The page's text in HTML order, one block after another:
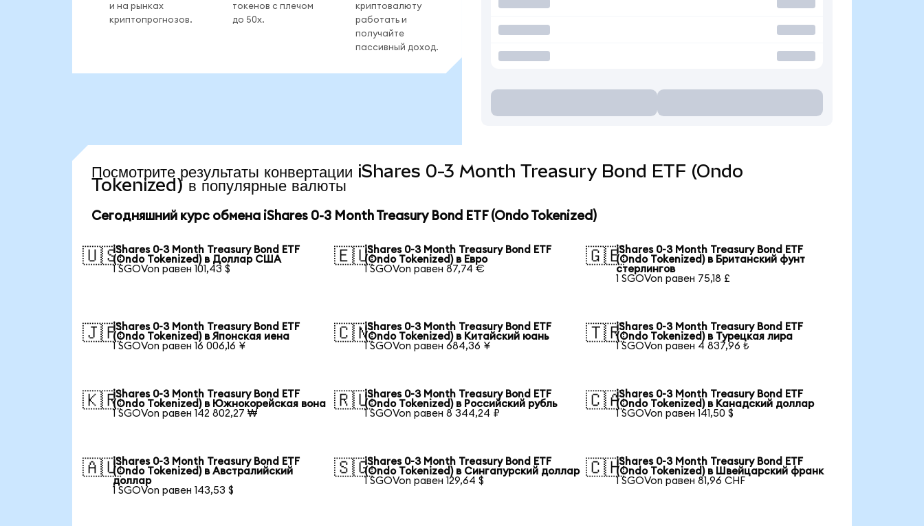
и на рынках
криптопрогнозов.
токенов с плечом
до 50x.
криптовалюту
работать и
получайте
пассивный доход.
Посмотрите результаты конвертации iShares 0-3 Month Treasury Bond ETF (Ondo
Tokenized) в популярные валюты
Сегодняшний курс обмена iShares 0-3 Month Treasury Bond ETF (Ondo Tokenized)
🇺🇸iShares 0-3 Month Treasury Bond ETF
(Ondo Tokenized) в Доллар США
1 SGOVon равен 101,43 $
🇪🇺iShares 0-3 Month Treasury Bond ETF
(Ondo Tokenized) в Евро
1 SGOVon равен 87,74 €
🇬🇧iShares 0-3 Month Treasury Bond ETF
(Ondo Tokenized) в Британский фунт
стерлингов
1 SGOVon равен 75,18 £
🇯🇵iShares 0-3 Month Treasury Bond ETF
(Ondo Tokenized) в Японская иена
1 SGOVon равен 16 006,16 ¥
🇨🇳iShares 0-3 Month Treasury Bond ETF
(Ondo Tokenized) в Китайский юань
1 SGOVon равен 684,36 ¥
🇹🇷iShares 0-3 Month Treasury Bond ETF
(Ondo Tokenized) в Турецкая лира
1 SGOVon равен 4 837,96 ₺
🇰🇷iShares 0-3 Month Treasury Bond ETF
(Ondo Tokenized) в Южнокорейская вона
1 SGOVon равен 142 802,27 ₩
🇷🇺iShares 0-3 Month Treasury Bond ETF
(Ondo Tokenized) в Российский рубль
1 SGOVon равен 8 344,24 ₽
🇨🇦iShares 0-3 Month Treasury Bond ETF
(Ondo Tokenized) в Канадский доллар
1 SGOVon равен 141,50 $
🇦🇺iShares 0-3 Month Treasury Bond ETF
(Ondo Tokenized) в Австралийский
доллар
1 SGOVon равен 143,53 $
🇸🇬iShares 0-3 Month Treasury Bond ETF
(Ondo Tokenized) в Сингапурский доллар
1 SGOVon равен 129,64 $
🇨🇭iShares 0-3 Month Treasury Bond ETF
(Ondo Tokenized) в Швейцарский франк
1 SGOVon равен 81,96 CHF